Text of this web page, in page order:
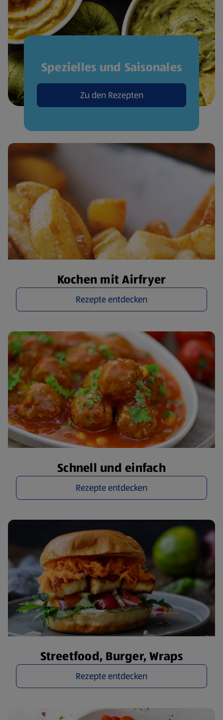
Spezielles und Saisonales
Zu den Rezepten
Kochen mit Airfryer
Rezepte entdecken
Schnell und einfach
Rezepte entdecken
Streetfood, Burger, Wraps
Rezepte entdecken